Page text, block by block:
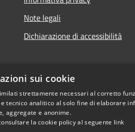
Note legali
Dichiarazione di accessibilità
sui cookie
strettamente necessari al corretto
tecnico analitico al solo fine di elaborare
aggregate e anonime.
la cookie policy al seguente link